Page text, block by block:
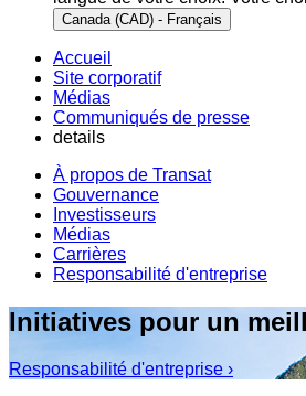
Canada (CAD) - Français
Accueil
Site corporatif
Médias
Communiqués de presse
details
À propos de Transat
Gouvernance
Investisseurs
Médias
Carrières
Responsabilité d'entreprise
Initiatives pour un
Responsabilité d'entreprise ›